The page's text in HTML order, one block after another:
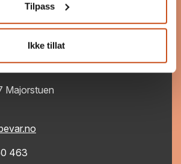
Tilpass
Ikke tillat
bruk og ombruk av
og Bevar
Majorstuen
463